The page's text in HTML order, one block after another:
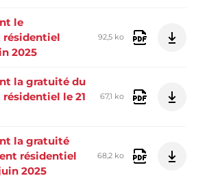
le
2025
92,5 ko
la gratuité du
le 21
67,1 ko
la gratuité
résidentiel
2025
68,2 ko